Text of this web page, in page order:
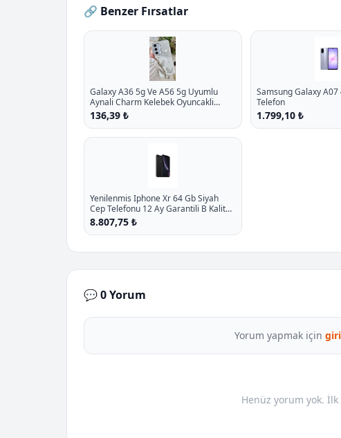
🔗 Benzer Fırsatlar
Galaxy A36 5g Ve A56 5g Uyumlu
Aynali Charm Kelebek Oyuncakli
Esnek Silikon Kilif P - %10.9 İndirim
136,39 ₺
Samsung Galaxy A07
Telefon
1.799,10 ₺
Yenilenmis Iphone Xr 64 Gb Siyah
Cep Telefonu 12 Ay Garantili B Kalite
P - %11.9 İndirim
8.807,75 ₺
💬 0 Yorum
Yorum yapmak için
Henüz yorum yok.